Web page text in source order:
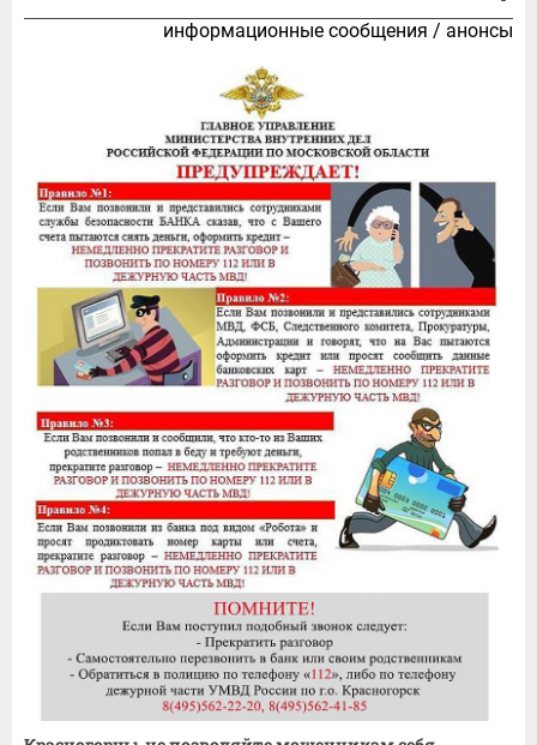
информационные сообщения / анонсы